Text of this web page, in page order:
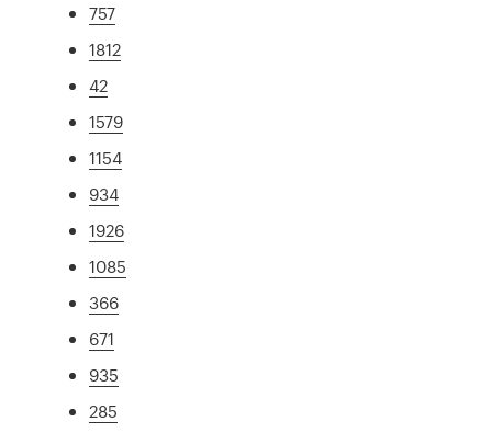
757
1812
42
1579
1154
934
1926
1085
366
671
935
285